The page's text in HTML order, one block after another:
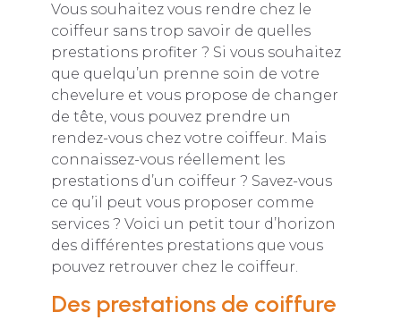
Vous souhaitez vous rendre chez le
coiffeur sans trop savoir de quelles
prestations profiter ? Si vous souhaitez
que quelqu’un prenne soin de votre
chevelure et vous propose de changer
de tête, vous pouvez prendre un
rendez-vous chez votre coiffeur. Mais
connaissez-vous réellement les
prestations d’un coiffeur ? Savez-vous
ce qu’il peut vous proposer comme
services ? Voici un petit tour d’horizon
des différentes prestations que vous
pouvez retrouver chez le coiffeur.
Des prestations de coiffure